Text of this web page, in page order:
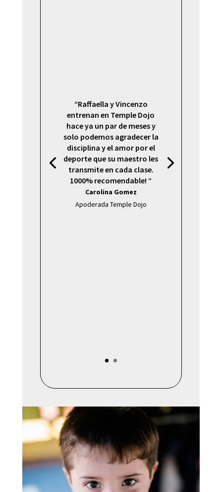
“Raffaella y Vincenzo
entrenan en Temple Dojo
hace ya un par de meses y
solo podemos agradecer la
disciplina y el amor por el
deporte que su maestro les
transmite en cada clase.
1000% recomendable! “
Carolina Gomez
Apoderada Temple Dojo